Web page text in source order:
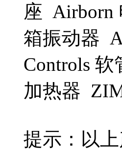
座 Airborn
箱振动器
Controls
加热器
提示：以